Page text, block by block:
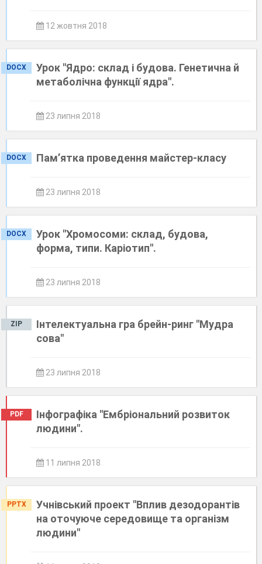
12 жовтня 2018
DOCX
Урок "Ядро: склад і будова. Генетична й
метаболічна функції ядра".
23 липня 2018
DOCX Пам’ятка проведення майстер-класу
23 липня 2018
DOCX
Урок "Хромосоми: склад, будова,
форма, типи. Каріотип".
23 липня 2018
ZIP
Інтелектуальна гра брейн-ринг "Мудра
сова"
23 липня 2018
PDF
Інфографіка "Ембріональний розвиток
людини".
11 липня 2018
PPTX
Учнівський проект "Вплив дезодорантів
на оточуюче середовище та організм
людини"